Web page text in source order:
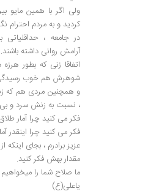
ولی اگر با همین مایو
کردید و به مردم احترام
در جامعه ، حداقلیاتی
آرامش روانی داشته باشند.
اتفاقا زنی که بطور
شوهرش هم خوب رسیدگی
و همچنین مردی هم که
، نسبت به زنش سرد و
فکر می کنید چرا آمار طلاق
فکر می کنید چرا اینقدر
عزیز برادرم ، بجای
مقدار بهش فکر کنید.
ما صلاح شما را
یاعلی(ع)